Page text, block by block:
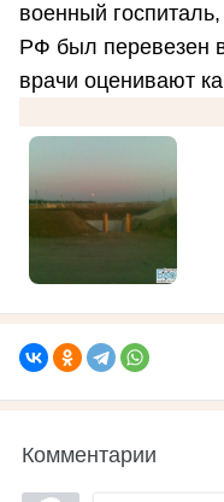
военный
РФ был перевезен
врачи оценивают
Комментарии